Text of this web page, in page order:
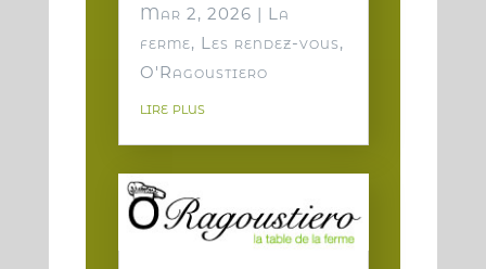
Mar 2, 2026 | La
ferme, Les rendez-vous,
O'Ragoustiero
lire plus